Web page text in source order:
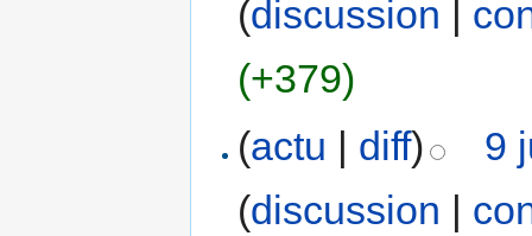
(discussion
(+379)
(actu diff)
9
(discussion